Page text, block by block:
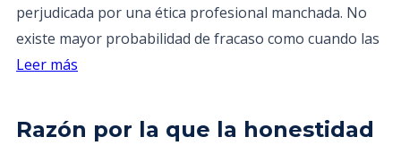
perjudicada por una ética profesional manchada. No
existe mayor probabilidad de fracaso como cuando las
Leer más
Razón por la que la honestidad